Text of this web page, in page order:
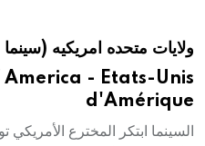
ولايات متحده امريكيه
- Etats-Unis
d'Amérique